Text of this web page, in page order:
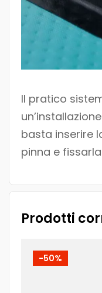
Il pratico
basta inserire
pinna e
Prodotti
-50%